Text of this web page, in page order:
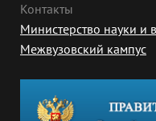
Контакты
Министерство науки и
Межвузовский кампус